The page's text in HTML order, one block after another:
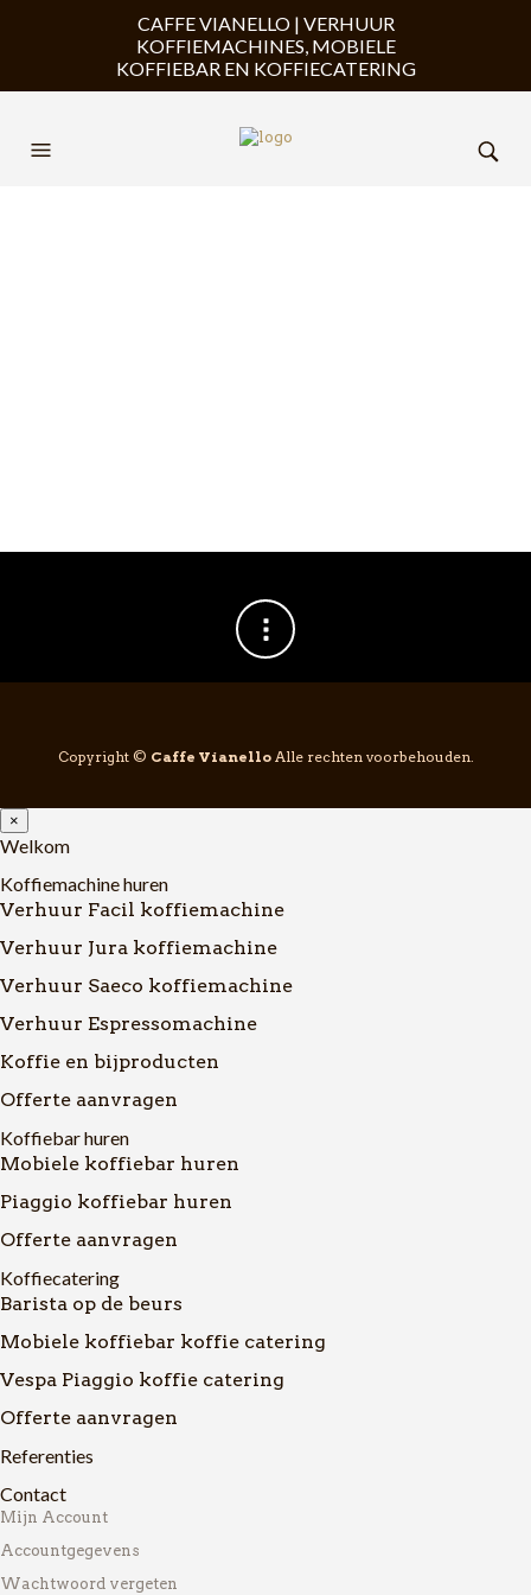
CAFFE VIANELLO | VERHUUR
KOFFIEMACHINES, MOBIELE
KOFFIEBAR EN KOFFIECATERING
Copyright © Caffe VianelloAlle rechten voorbehouden.
×
Welkom
Koffiemachine huren
Verhuur Facil koffiemachine
Verhuur Jura koffiemachine
Verhuur Saeco koffiemachine
Verhuur Espressomachine
Koffie en bijproducten
Offerte aanvragen
Koffiebar huren
Mobiele koffiebar huren
Piaggio koffiebar huren
Offerte aanvragen
Koffiecatering
Barista op de beurs
Mobiele koffiebar koffie catering
Vespa Piaggio koffie catering
Offerte aanvragen
Referenties
Contact
Mijn Account
Accountgegevens
Wachtwoord vergeten